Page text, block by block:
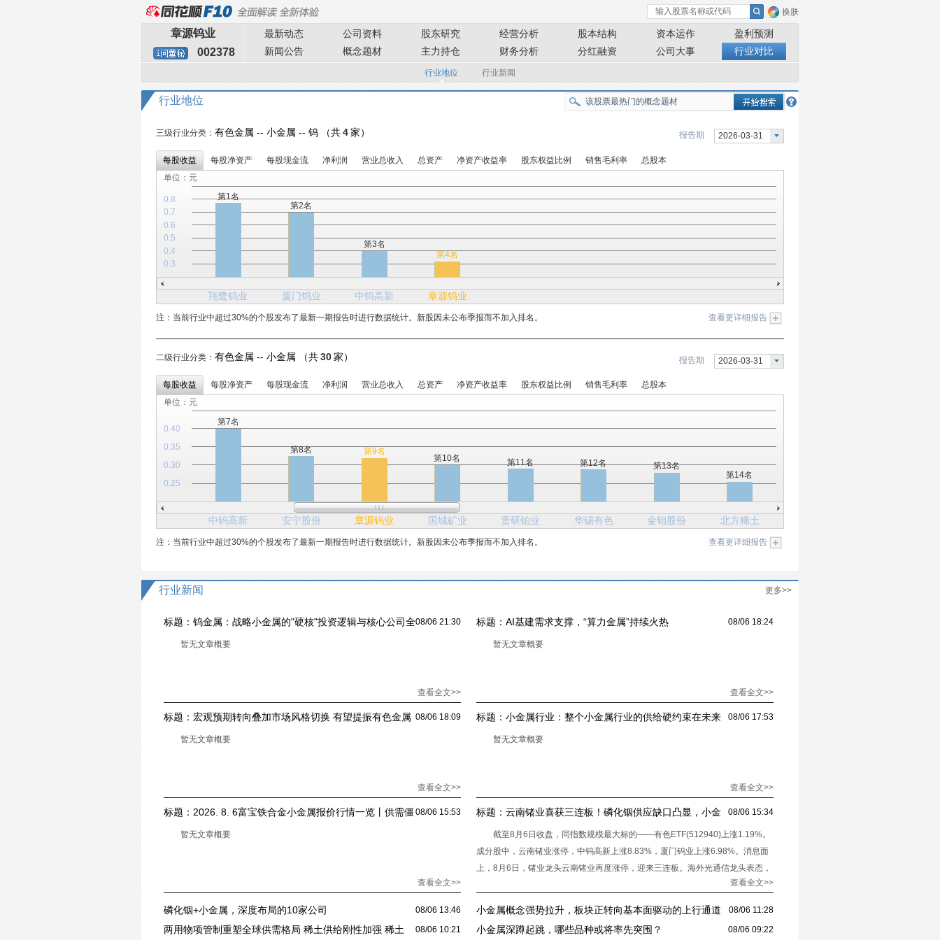
换肤
章源钨业
002378
最新动态 公司资料 股东研究 经营分析 股本结构 资本运作
盈利预测
新闻公告
概念题材 主力持仓 财务分析 分红融资 公司大事 行业对比
行业地位 行业新闻
行业地位
三级行业分类： 有色金属 -- 小金属 -- 钨 （共4家） 2026-03-31
报告期
每股收益 每股净资产 每股现金流 净利润 营业总收入 总资产 净资产收益率 股东权益比例 销售毛利率
总股本
单位：元
翔鹭钨业 厦门钨业 中钨高新 章源钨业
0.3
0.4
0.5
0.6
0.7
0.8
第1名
第2名
第3名
第4名
查看更详细报告
注：当前行业中超过30%的个股发布了最新一期报告时进行数据统计。新股因未公布季报而不加入排名。
二级行业分类： 有色金属 -- 小金属 （共30家） 2026-03-31
报告期
每股收益 每股净资产 每股现金流 净利润 营业总收入 总资产 净资产收益率 股东权益比例 销售毛利率
总股本
单位：元
中钨高新 安宁股份 章源钨业 国城矿业 贵研铂业 华锡有色 金钼股份 北方稀土
0.25
0.30
0.35
0.40
第7名
第8名 第9名
第10名 第11名 第12名
第13名
第14名
查看更详细报告
注：当前行业中超过30%的个股发布了最新一期报告时进行数据统计。新股因未公布季报而不加入排名。
行业新闻 更多>>
08/06 21:30
标题： 钨金属：战略小金属的"硬核"投资逻辑与核心公司全
暂无文章概要
查看全文>>
08/06 18:24
标题： AI基建需求支撑，“算力金属”持续火热
暂无文章概要
查看全文>>
08/06 18:09
标题： 宏观预期转向叠加市场风格切换 有望提振有色金属
暂无文章概要
查看全文>>
08/06 17:53
标题： 小金属行业：整个小金属行业的供给硬约束在未来
暂无文章概要
查看全文>>
08/06 15:53
标题： 2026. 8. 6富宝铁合金小金属报价行情一览丨供需僵
暂无文章概要
查看全文>>
08/06 15:34
标题： 云南锗业喜获三连板！磷化铟供应缺口凸显，小金
截至8月6日收盘，同指数规模最大标的——有色ETF(512940)上涨1.19%。
成分股中，云南锗业涨停，中钨高新上涨8.83%，厦门钨业上涨6.98%。消息面
上，8月6日，锗业龙头云南锗业再度涨停，迎来三连板。海外光通信龙头表态，
查看全文>>
08/06 13:46
磷化铟+小金属，深度布局的10家公司 08/06 11:28
小金属概念强势拉升，板块正转向基本面驱动的上行通道
08/06 10:21
两用物项管制重塑全球供需格局 稀土供给刚性加强 稀土 08/06 09:22
小金属深蹲起跳，哪些品种或将率先突围？